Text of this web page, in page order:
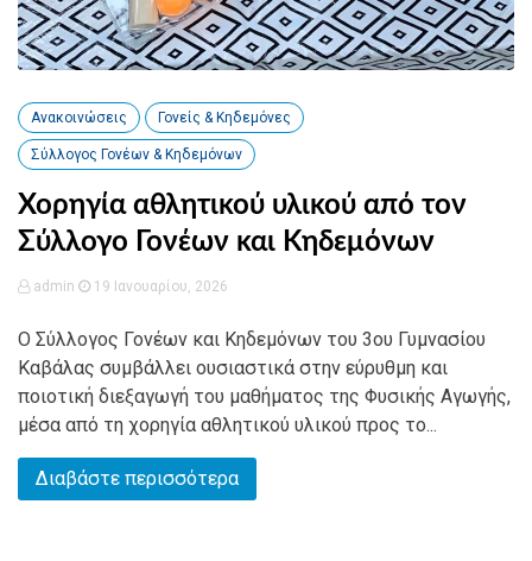
Ανακοινώσεις Γονείς & Κηδεμόνες
Σύλλογος Γονέων & Κηδεμόνων
Χορηγία αθλητικού υλικού από τον
Σύλλογο Γονέων και Κηδεμόνων
admin 19 Ιανουαρίου, 2026
Ο Σύλλογος Γονέων και Κηδεμόνων του 3ου Γυμνασίου
Καβάλας συμβάλλει ουσιαστικά στην εύρυθμη και
ποιοτική διεξαγωγή του μαθήματος της Φυσικής Αγωγής,
μέσα από τη χορηγία αθλητικού υλικού προς το...
Διαβάστε περισσότερα